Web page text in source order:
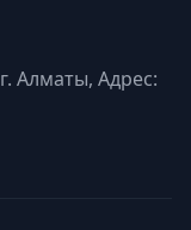
Алматы, Адрес: